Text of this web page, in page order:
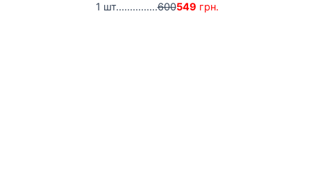
1 шт...............600549 грн.